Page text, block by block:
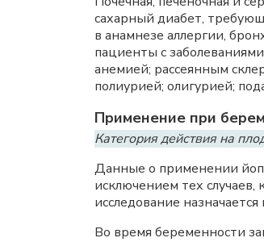
сахарный диабет,
в анамнезе аллергии,
пациенты с
анемией; рассеянным
полиурией; олигурией;
Применение при
Категория действия на
Данные о применении
исключением тех
исследование
Во время беременности